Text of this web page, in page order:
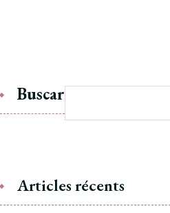
Buscar
Articles récents